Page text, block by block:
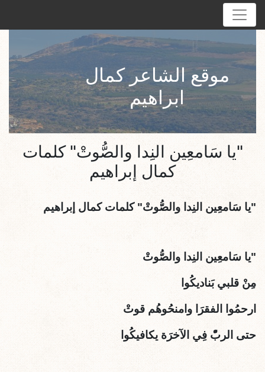
موقع الشاعر كمال
ابراهيم
"يا سَامعِين النِدا والصُّوتْ" كلمات
كمال إبراهيم
"يا سَامعِين النِدا والصُّوتْ"كلمات كمال إبراهيم
"يا سَامعِين النِدا والصُّوتْ
مِنْ قلبي بَناديكُوا
ارحمُوا الفقرَا وامنحُوهُم قوتْ
حتى الربّْ فِي الآخرَة يكافيكُوا